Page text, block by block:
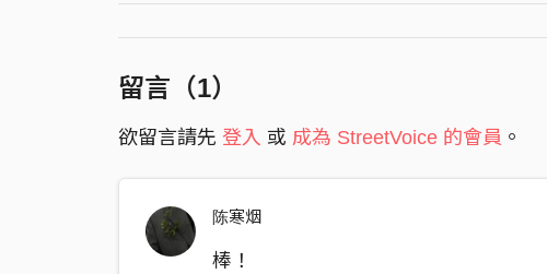
I'm very sad now you’re breaking my heart
你知不知道
剛開始我還以為我們可以直到永遠
Oh don’t breaking my heart
留言（1）
欲留言請先 登入 或 成為 StreetVoice 的會員 。
陈寒烟
棒！